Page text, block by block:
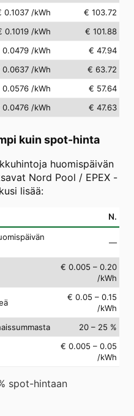
0.1037 /kWh
€ 103.72
0.1019 /kWh
€ 101.88
0.0479 /kWh
€ 47.94
0.0637 /kWh
€ 63.72
0.0576 /kWh
€ 57.64
0.0476 /kWh € 47.63
kuin spot-hinta
huomispäivän
Nord Pool / EPEX -
lisää:
N.
—
€ 0.005 – 0.20
/kWh
€ 0.05 – 0.15
/kWh
20 – 25 %
€ 0.005 – 0.05
/kWh
spot-hintaan